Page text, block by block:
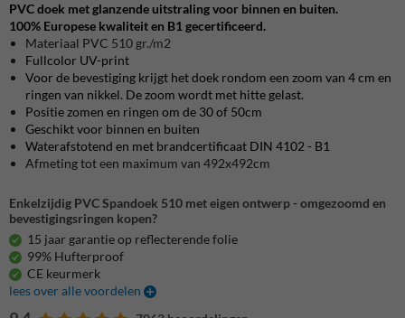
PVC doek met glanzende uitstraling voor binnen en buiten.
100% Europese kwaliteit en B1 gecertificeerd.
Materiaal PVC 510 gr./m2
Fullcolor UV-print
Voor de bevestiging krijgt het doek rondom een zoom van 4 cm en
ringen van nikkel. De zoom wordt met hitte gelast.
Positie zomen en ringen om de 30 of 50cm
Geschikt voor binnen en buiten
Waterafstotend en met brandcertificaat DIN 4102 - B1
Afmeting tot een maximum van 492x492cm
Enkelzijdig PVC Spandoek 510 met eigen ontwerp - omgezoomd en
bevestigingsringen kopen?
15 jaar garantie op reflecterende folie
99% Hufterproof
CE keurmerk
lees over alle voordelen